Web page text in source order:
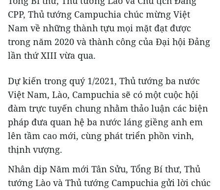
CPP, Thủ tướng Campuchia chúc mừng Việt
Nam về những thành tựu mọi mặt đạt được
trong năm 2020 và thành công của Đại hội Đảng
lần thứ XIII vừa qua.
Dự kiến trong quý 1/2021, Thủ tướng ba nước
Việt Nam, Lào, Campuchia sẽ có một cuộc hội
đàm trực tuyến chung nhằm thảo luận các biện
pháp đưa quan hệ ba nước láng giềng anh em
lên tầm cao mới, cùng phát triển phồn vinh,
thịnh vượng.
Nhân dịp Năm mới Tân Sửu, Tổng Bí thư, Thủ
tướng Lào và Thủ tướng Campuchia gửi lời chúc